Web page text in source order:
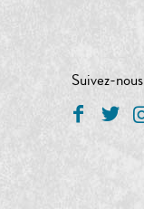
Suivez-nous